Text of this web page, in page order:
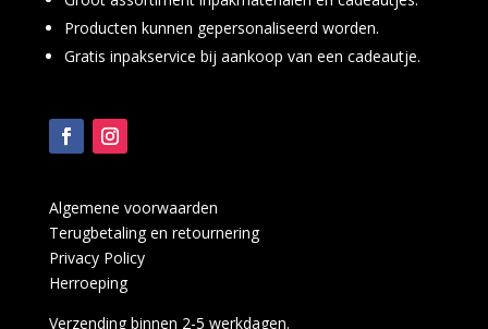
Producten kunnen gepersonaliseerd worden.
Gratis inpakservice bij aankoop van een cadeautje.
Algemene voorwaarden
Terugbetaling en retournering
Privacy Policy
Herroeping
Verzending binnen 2-5 werkdagen.